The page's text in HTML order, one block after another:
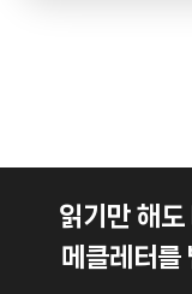
읽기만 해
메클레터를